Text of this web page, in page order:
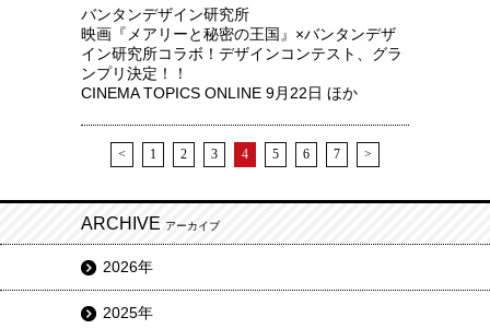
バンタンデザイン研究所
映画『メアリーと秘密の王国』×バンタンデザ
イン研究所コラボ！デザインコンテスト、グラ
ンプリ決定！！
CINEMA TOPICS ONLINE 9月22日 ほか
< 1 2 3 4 5 6 7 >
ARCHIVE アーカイブ
2026年
2025年